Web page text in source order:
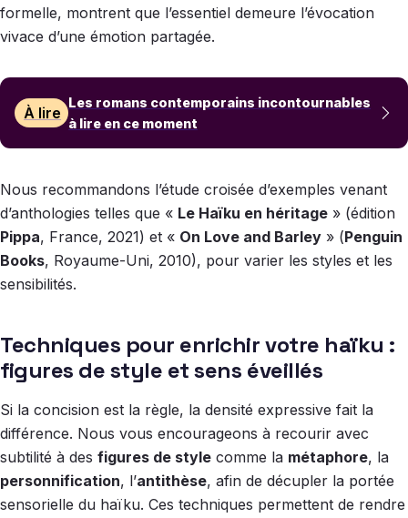
formelle, montrent que l’essentiel demeure l’évocation
vivace d’une émotion partagée.
À lire
Les romans contemporains incontournables
à lire en ce moment
Nous recommandons l’étude croisée d’exemples venant
d’anthologies telles que « Le Haïku en héritage » (édition
Pippa, France, 2021) et « On Love and Barley » (Penguin
Books, Royaume-Uni, 2010), pour varier les styles et les
sensibilités.
Techniques pour enrichir votre haïku :
figures de style et sens éveillés
Si la concision est la règle, la densité expressive fait la
différence. Nous vous encourageons à recourir avec
subtilité à des figures de style comme la métaphore, la
personnification, l’antithèse, afin de décupler la portée
sensorielle du haïku. Ces techniques permettent de rendre